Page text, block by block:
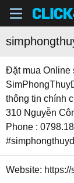
Đặt mua Online
thông tin chính
310 Nguyễn
Phone :
Website